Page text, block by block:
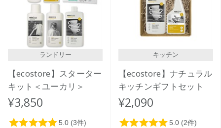
ランドリー
【ecostore】スターター
キット＜ユーカリ＞
¥3,850
キッチン
【ecostore】ナチュラル
キッチンギフトセット
¥2,090